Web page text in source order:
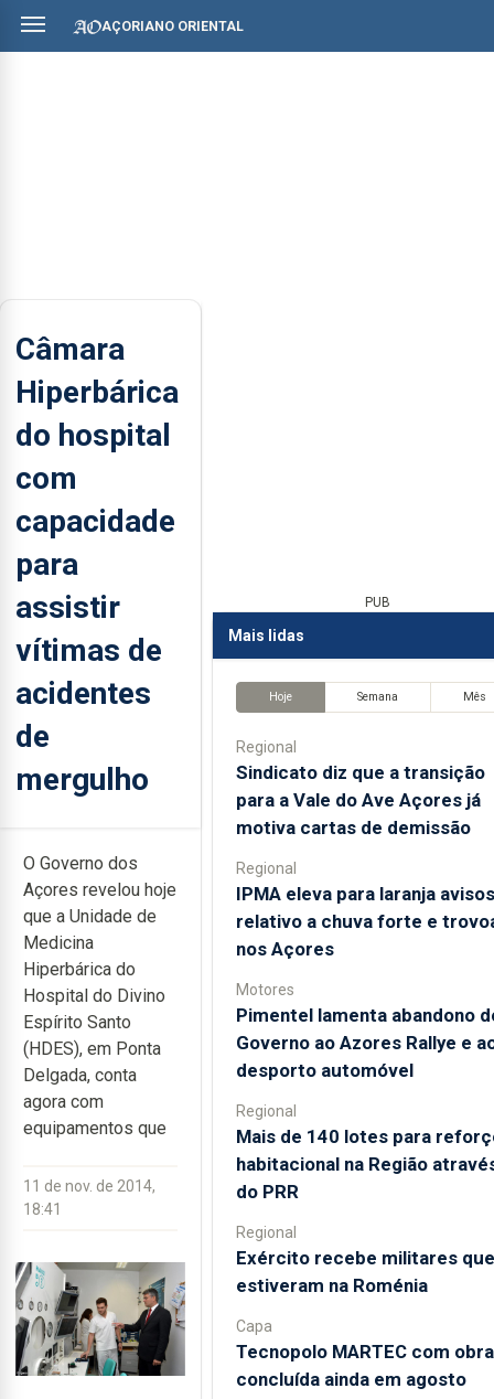
AÇORIANO ORIENTAL
Câmara
Hiperbárica
do hospital
com
capacidade
para
assistir
vítimas de
acidentes
de
mergulho
O Governo dos
Açores revelou hoje
que a Unidade de
Medicina
Hiperbárica do
Hospital do Divino
Espírito Santo
(HDES), em Ponta
Delgada, conta
agora com
equipamentos que
11 de nov. de 2014,
18:41
PUB
Mais lidas
Hoje Semana Mês
Regional
Sindicato diz que a transição
para a Vale do Ave Açores já
motiva cartas de demissão
Regional
IPMA eleva para laranja avisos
relativo a chuva forte e
nos Açores
Motores
Pimentel lamenta abandono
Governo ao Azores Rallye e
desporto automóvel
Regional
Mais de 140 lotes para
habitacional na Região
do PRR
Regional
Exército recebe militares que
estiveram na Roménia
Capa
Tecnopolo MARTEC com obra
concluída ainda em agosto